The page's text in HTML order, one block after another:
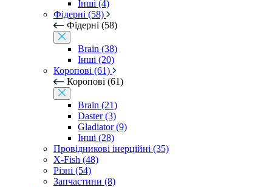
Інші (4)
Фідерні (58)
Фідерні (58)
Brain (38)
Інші (20)
Коропові (61)
Коропові (61)
Brain (21)
Daster (3)
Gladiator (9)
Інші (28)
Провідникові інерційні (35)
X-Fish (48)
Різні (54)
Запчастини (8)